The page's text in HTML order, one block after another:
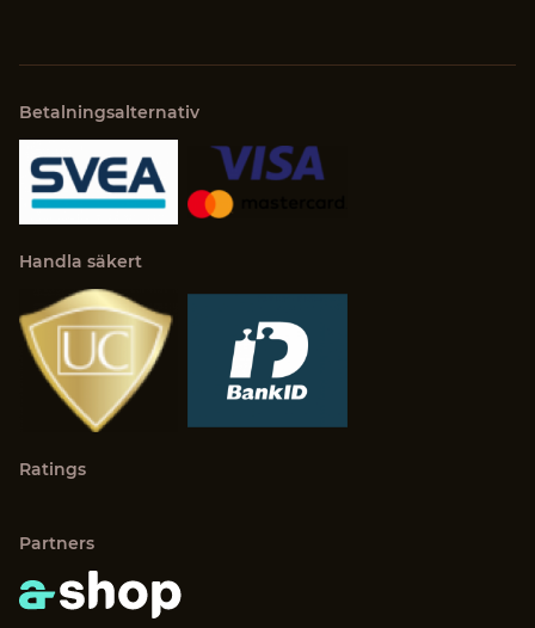
Betalningsalternativ
Handla säkert
Ratings
Partners